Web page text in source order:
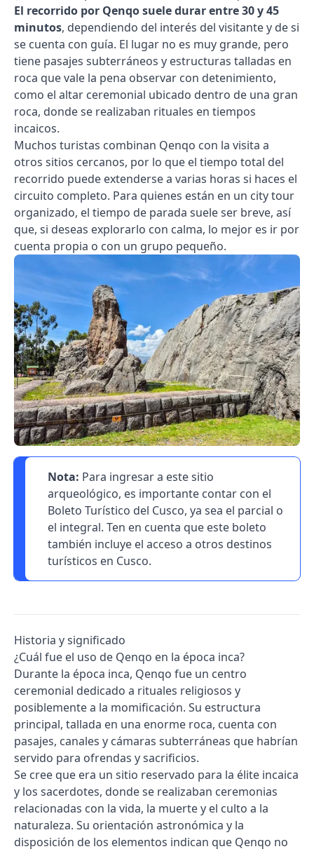
El recorrido por Qenqo suele durar entre 30 y 45
minutos, dependiendo del interés del visitante y de si
se cuenta con guía. El lugar no es muy grande, pero
tiene pasajes subterráneos y estructuras talladas en
roca que vale la pena observar con detenimiento,
como el altar ceremonial ubicado dentro de una gran
roca, donde se realizaban rituales en tiempos
incaicos.
Muchos turistas combinan Qenqo con la visita a
otros sitios cercanos, por lo que el tiempo total del
recorrido puede extenderse a varias horas si haces el
circuito completo. Para quienes están en un city tour
organizado, el tiempo de parada suele ser breve, así
que, si deseas explorarlo con calma, lo mejor es ir por
cuenta propia o con un grupo pequeño.
Nota: Para ingresar a este sitio
arqueológico, es importante contar con el
Boleto Turístico del Cusco, ya sea el parcial o
el integral. Ten en cuenta que este boleto
también incluye el acceso a otros destinos
turísticos en Cusco.
Historia y significado
¿Cuál fue el uso de Qenqo en la época inca?
Durante la época inca, Qenqo fue un centro
ceremonial dedicado a rituales religiosos y
posiblemente a la momificación. Su estructura
principal, tallada en una enorme roca, cuenta con
pasajes, canales y cámaras subterráneas que habrían
servido para ofrendas y sacrificios.
Se cree que era un sitio reservado para la élite incaica
y los sacerdotes, donde se realizaban ceremonias
relacionadas con la vida, la muerte y el culto a la
naturaleza. Su orientación astronómica y la
disposición de los elementos indican que Qenqo no